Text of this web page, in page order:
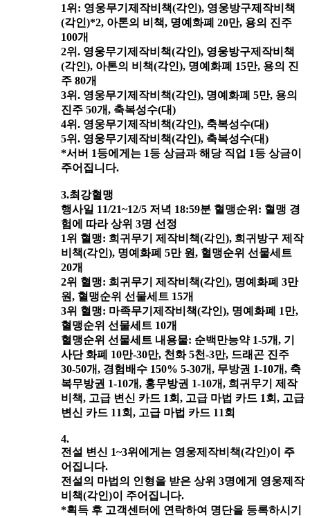
1위: 영웅무기제작비책(각인), 영웅방구제작비책
(각인)*2, 아톤의 비책, 명예화폐 20만, 용의 진주
100개
2위. 영웅무기제작비책(각인), 영웅방구제작비책
(각인), 아톤의 비책(각인), 명예화폐 15만, 용의 진
주 80개
3위. 영웅무기제작비책(각인), 명예화폐 5만, 용의
진주 50개, 축복성수(대)
4위. 영웅무기제작비책(각인), 축복성수(대)
5위. 영웅무기제작비책(각인), 축복성수(대)
*서버 1등에게는 1등 상금과 해당 직업 1등 상금이
주어집니다.
3.최강혈맹
행사일 11/21~12/5 저녁 18:59분 혈맹순위: 혈맹 경
험에 따라 상위 3명 선정
1위 혈맹: 희귀무기 제작비책(각인), 희귀방구 제작
비책(각인), 명예화폐 5만 원, 혈맹순위 선물세트
20개
2위 혈맹: 희귀무기 제작비책(각인), 명예화폐 3만
원, 혈맹순위 선물세트 15개
3위 혈맹: 마족무기제작비책(각인), 명예화폐 1만,
혈맹순위 선물세트 10개
혈맹순위 선물세트 내용물: 순백만능약 1-5개, 기
사단 화폐 10만-30만, 천화 5천-3만, 드래곤 진주
30-50개, 경험배수 150% 5-30개, 무방권 1-10개, 축
복무방권 1-10개, 홍무방권 1-10개, 희귀무기 제작
비책, 고급 변신 카드 1회, 고급 마법 카드 1회, 고급
변신 카드 11회, 고급 마법 카드 11회
4.
전설 변신 1~3위에게는 영웅제작비책(각인)이 주
어집니다.
전설의 마법의 인형을 받은 상위 3명에게 영웅제작
비책(각인)이 주어집니다.
*획득 후 고객센터에 연락하여 명단을 등록하시기